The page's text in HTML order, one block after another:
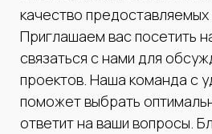
качество предоставляемых
Приглашаем вас посетить
связаться с нами для
проектов. Наша команда с
поможет выбрать
ответит на ваши вопросы.